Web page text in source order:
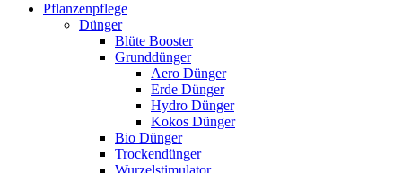
Pflanzenpflege
Dünger
Blüte Booster
Grunddünger
Aero Dünger
Erde Dünger
Hydro Dünger
Kokos Dünger
Bio Dünger
Trockendünger
Wurzelstimulator